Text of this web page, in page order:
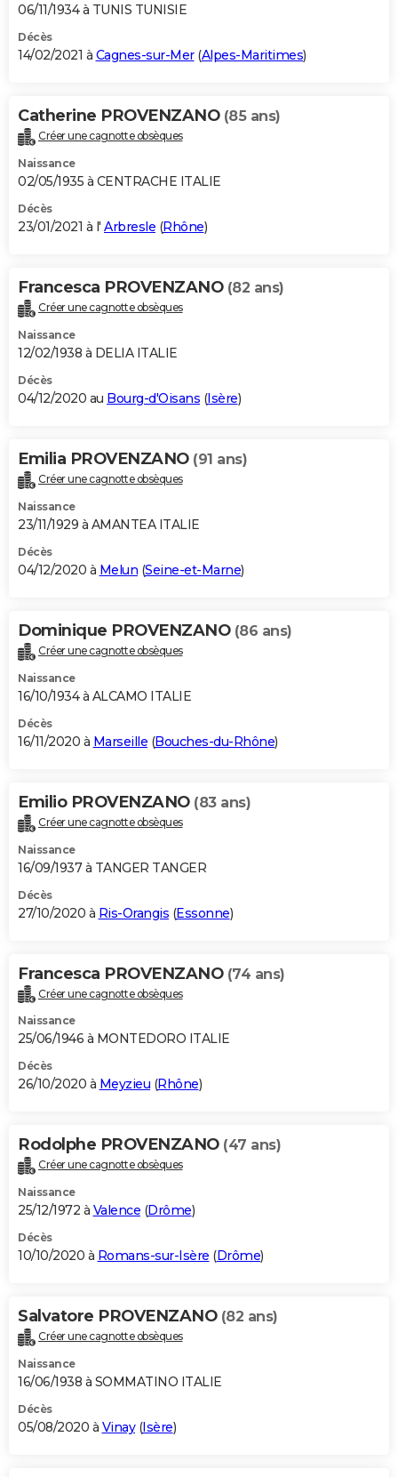
06/11/1934 à TUNIS TUNISIE
Décès
14/02/2021 à Cagnes-sur-Mer(Alpes-Maritimes)
Catherine PROVENZANO (85 ans)
Créer une cagnotte obsèques
Naissance
02/05/1935 à CENTRACHE ITALIE
Décès
23/01/2021 à l' Arbresle (Rhône)
Francesca PROVENZANO (82 ans)
Créer une cagnotte obsèques
Naissance
12/02/1938 à DELIA ITALIE
Décès
04/12/2020 au Bourg-d'Oisans (Isère)
Emilia PROVENZANO (91 ans)
Créer une cagnotte obsèques
Naissance
23/11/1929 à AMANTEA ITALIE
Décès
04/12/2020 à Melun (Seine-et-Marne)
Dominique PROVENZANO (86 ans)
Créer une cagnotte obsèques
Naissance
16/10/1934 à ALCAMO ITALIE
Décès
16/11/2020 à Marseille (Bouches-du-Rhône)
Emilio PROVENZANO (83 ans)
Créer une cagnotte obsèques
Naissance
16/09/1937 à TANGER TANGER
Décès
27/10/2020 à Ris-Orangis (Essonne)
Francesca PROVENZANO (74 ans)
Créer une cagnotte obsèques
Naissance
25/06/1946 à MONTEDORO ITALIE
Décès
26/10/2020 à Meyzieu (Rhône)
Rodolphe PROVENZANO (47 ans)
Créer une cagnotte obsèques
Naissance
25/12/1972 à Valence (Drôme)
Décès
10/10/2020 à Romans-sur-Isère (Drôme)
Salvatore PROVENZANO (82 ans)
Créer une cagnotte obsèques
Naissance
16/06/1938 à SOMMATINO ITALIE
Décès
05/08/2020 à Vinay(Isère)